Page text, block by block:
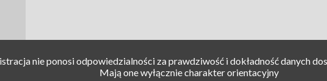
nie ponosi odpowiedzialności za prawdziwość i dokładność danych
Mają one wyłącznie charakter orientacyjny